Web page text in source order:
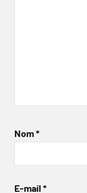
Nom*
E-mail *